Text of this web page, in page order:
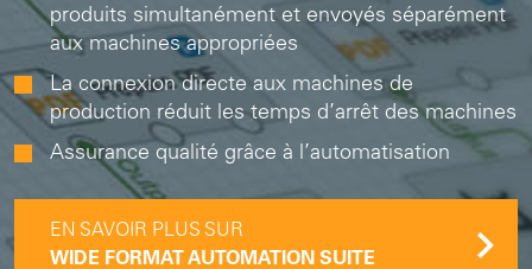
produits simultanément et envoyés séparément
aux machines appropriées
La connexion directe aux machines de
production réduit les temps d’arrêt des machines
Assurance qualité grâce à l’automatisation
EN SAVOIR PLUS SUR
WIDE FORMAT AUTOMATION SUITE